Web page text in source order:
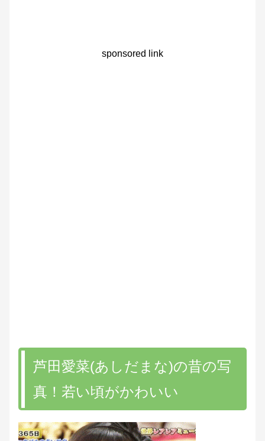
sponsored link
芦田愛菜(あしだまな)の昔の写
真！若い頃がかわいい